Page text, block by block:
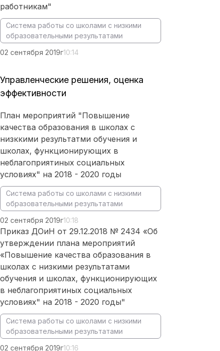
работникам"
Система работы со школами с низкими
образовательными результатами
02 сентября 2019г10:14
Управленческие решения, оценка
эффективности
План мероприятий "Повышение
качества образования в школах с
низккими результатми обучения и
школах, функционирующих в
неблагоприятиных социальных
условиях" на 2018 - 2020 годы
Система работы со школами с низкими
образовательными результатами
02 сентября 2019г10:18
Приказ ДОиН от 29.12.2018 № 2434 «Об
утверждении плана мероприятий
«Повышение качества образования в
школах с низкими результатами
обучения и школах, функционирующих
в неблагоприятиных социальных
условиях" на 2018 - 2020 годы"
Система работы со школами с низкими
образовательными результатами
02 сентября 2019г10:16